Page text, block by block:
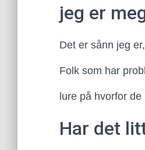
jeg er
Det er sånn jeg
Folk som har
lure på hvorfor
Har det